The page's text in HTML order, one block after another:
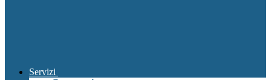
Servizi